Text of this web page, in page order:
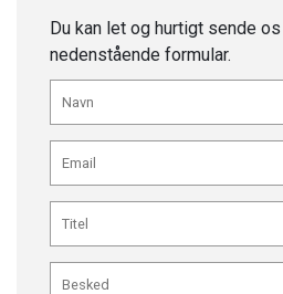
Du kan let og hurtigt sende
nedenstående formular.